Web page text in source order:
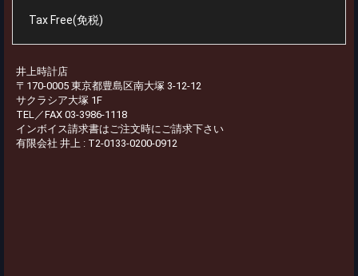
Tax Free(免税)
井上時計店
〒170-0005 東京都豊島区南大塚 3-12-12
サクラシア大塚 1F
TEL／FAX 03-3986-1118
インボイス請求書はご注文時にご請求下さい
有限会社 井上 : T2-0133-0200-0912